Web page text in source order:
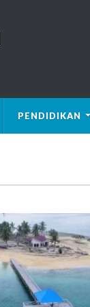
PENDIDIKAN